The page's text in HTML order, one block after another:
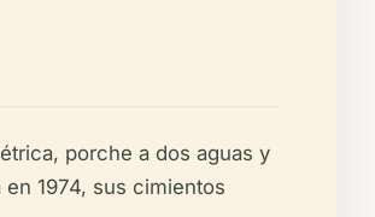
porche a dos aguas y
1974, sus cimientos